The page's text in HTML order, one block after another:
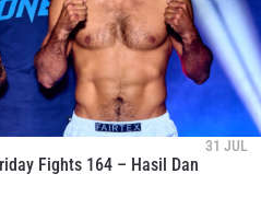
31 JUL
Fights 164 – Hasil Dan